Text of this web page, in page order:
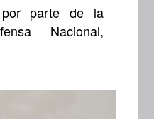
por parte de la
Nacional,